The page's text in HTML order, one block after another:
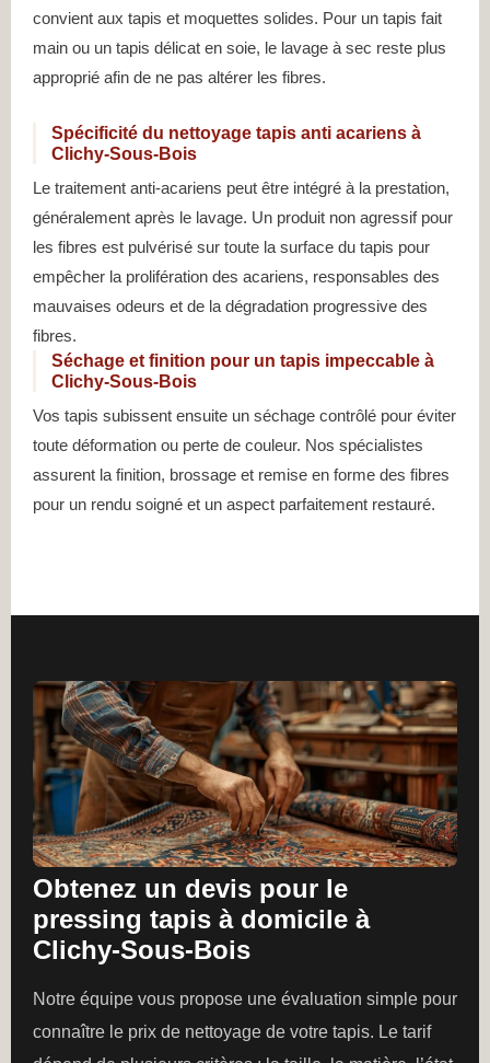
convient aux tapis et moquettes solides. Pour un tapis fait
main ou un tapis délicat en soie, le lavage à sec reste plus
approprié afin de ne pas altérer les fibres.
Spécificité du nettoyage tapis anti acariens à
Clichy-Sous-Bois
Le traitement anti-acariens peut être intégré à la prestation,
généralement après le lavage. Un produit non agressif pour
les fibres est pulvérisé sur toute la surface du tapis pour
empêcher la prolifération des acariens, responsables des
mauvaises odeurs et de la dégradation progressive des
fibres.
Séchage et finition pour un tapis impeccable à
Clichy-Sous-Bois
Vos tapis subissent ensuite un séchage contrôlé pour éviter
toute déformation ou perte de couleur. Nos spécialistes
assurent la finition, brossage et remise en forme des fibres
pour un rendu soigné et un aspect parfaitement restauré.
Obtenez un devis pour le
pressing tapis à domicile à
Clichy-Sous-Bois
Notre équipe vous propose une évaluation simple pour
connaître le prix de nettoyage de votre tapis. Le tarif